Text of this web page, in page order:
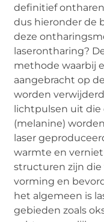
definitief
dus hieronder de
deze
laserontharing?
methode waarbij
aangebracht op
worden
lichtpulsen uit
(melanine)
laser
warmte en
structuren zijn die
vorming en
het algemeen is
gebieden zoals